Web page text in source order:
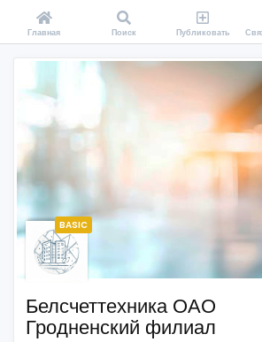
BASIC
Белсчеттехника ОАО
Гродненский филиал
Главная Поиск Публиковать